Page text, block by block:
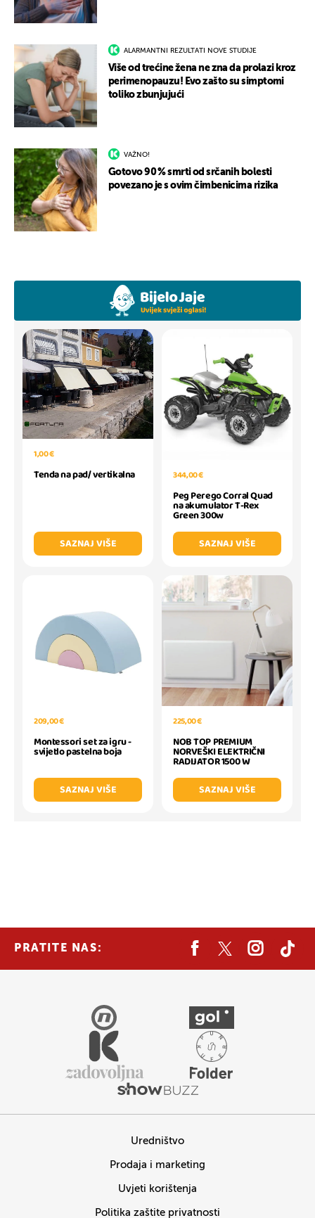
ALARMANTNI REZULTATI NOVE STUDIJE
Više od trećine žena ne zna da prolazi kroz
perimenopauzu! Evo zašto su simptomi
toliko zbunjujući
VAŽNO!
Gotovo 90 % smrti od srčanih bolesti
povezano je s ovim čimbenicima rizika
1,00 €
Tenda na pad/ vertikalna
SAZNAJ VIŠE
344,00 €
Peg Perego Corral Quad
na akumulator T-Rex
Green 300w
SAZNAJ VIŠE
209,00 €
Montessori set za igru -
svijetlo pastelna boja
SAZNAJ VIŠE
225,00 €
NOB TOP PREMIUM
NORVEŠKI ELEKTRIČNI
RADIJATOR 1500 W
SAZNAJ VIŠE
PRATITE NAS:
Uredništvo
Prodaja i marketing
Uvjeti korištenja
Politika zaštite privatnosti